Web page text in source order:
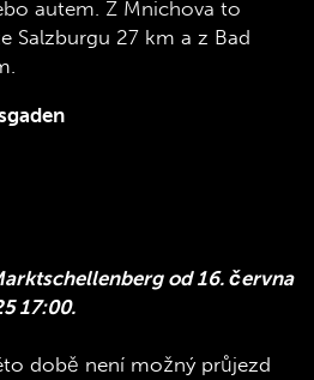
autem. Z Mnichova to
Salzburgu 27 km a z Bad
od 16. června
17:00.
době není možný průjezd